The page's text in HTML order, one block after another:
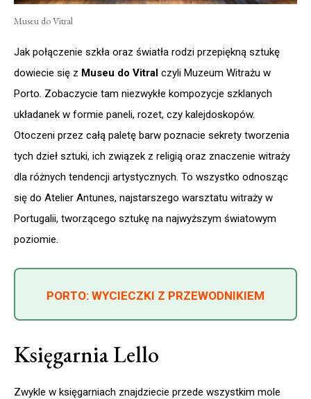
Museu do Vitral
Jak połączenie szkła oraz światła rodzi przepiękną sztukę
dowiecie się z Museu do Vitral czyli Muzeum Witrażu w
Porto. Zobaczycie tam niezwykłe kompozycje szklanych
układanek w formie paneli, rozet, czy kalejdoskopów.
Otoczeni przez całą paletę barw poznacie sekrety tworzenia
tych dzieł sztuki, ich związek z religią oraz znaczenie witraży
dla różnych tendencji artystycznych. To wszystko odnosząc
się do Atelier Antunes, najstarszego warsztatu witraży w
Portugalii, tworzącego sztukę na najwyższym światowym
poziomie.
PORTO: WYCIECZKI Z PRZEWODNIKIEM
Księgarnia Lello
Zwykle w księgarniach znajdziecie przede wszystkim mole